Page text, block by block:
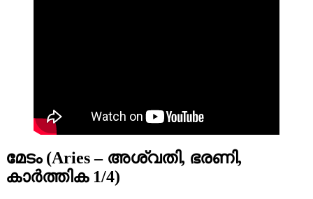
മേടം (Aries – അശ്വതി, ഭരണി,
കാര്‍ത്തിക 1/4)